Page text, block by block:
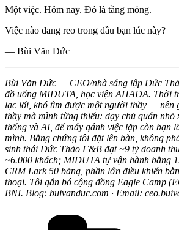
Một việc. Hôm nay. Đó là tầng móng.
Việc nào đang reo trong đầu bạn lúc này?
— Bùi Văn Đức
Bùi Văn Đức — CEO/nhà sáng lập Đức
đồ uống MIDUTA, học viện AHADA. Thời
lạc lối, khó tìm được một người thầy — nên
thầy mà mình từng thiếu: dạy chủ quán nhỏ
thống và AI, để máy gánh việc lặp còn bạn
mình. Bằng chứng tôi đặt lên bàn, không
sinh thái Đức Thảo F&B đạt ~9 tỷ doanh
~6.000 khách; MIDUTA tự vận hành bằng
CRM Lark 50 bảng, phần lớn điều khiển
thoại. Tôi gắn bó cộng đồng Eagle Camp
BNI. Blog: buivanduc.com · Email: